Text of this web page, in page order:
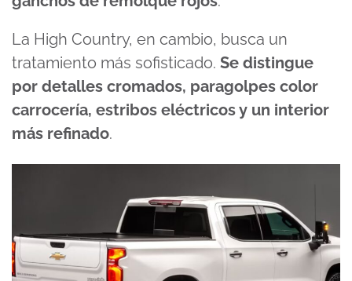
La High Country, en cambio, busca un
tratamiento más sofisticado. Se distingue
por detalles cromados, paragolpes color
carrocería, estribos eléctricos y un interior
más refinado.